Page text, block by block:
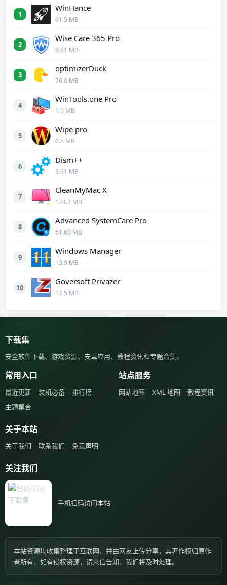
1
WinHance
61.5 MB
2
Wise Care 365 Pro
9.61 MB
3
optimizerDuck
76.0 MB
4
WinTools.one Pro
1.0 MB
5
Wipe pro
6.5 MB
6
Dism++
3.61 MB
7
CleanMyMac X
124.7 MB
8
Advanced SystemCare Pro
51.60 MB
9
Windows Manager
13.9 MB
10
Goversoft Privazer
12.5 MB
下载集
安全软件下载、游戏资源、安卓应用、教程资讯和专题合集。
常用入口
最近更新 装机必备
排行榜
主题集合
站点服务
网站地图 XML 地图 教程资讯
关于本站
关于我们 联系我们 免责声明
关注我们
手机扫码访问本站
本站资源均收集整理于互联网，并由网友上传分享，其著作权归原作
者所有，如有侵权资源，请来信告知，我们将及时处理。